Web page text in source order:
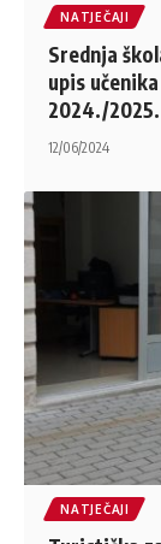
NATJEČAJI
Srednja
upis
2024./
12/06/2024
NATJEČAJI